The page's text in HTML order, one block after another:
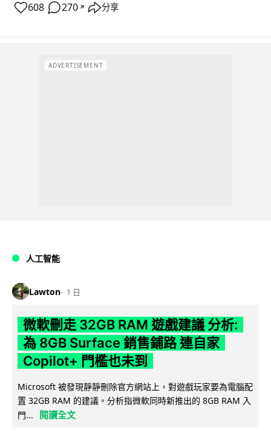
608 270 ↗ 分享
ADVERTISEMENT
人工智能
Lawton 1 日
微軟刪走 32GB RAM 遊戲建議 分析:
為 8GB Surface 銷售鋪路 連自家
Copilot+ 門檻也未到
Microsoft 被發現靜靜刪除官方網站上，對遊戲玩家要為電腦配
置 32GB RAM 的建議。分析指微軟同時新推出的 8GB RAM 入
門...
閱讀全文